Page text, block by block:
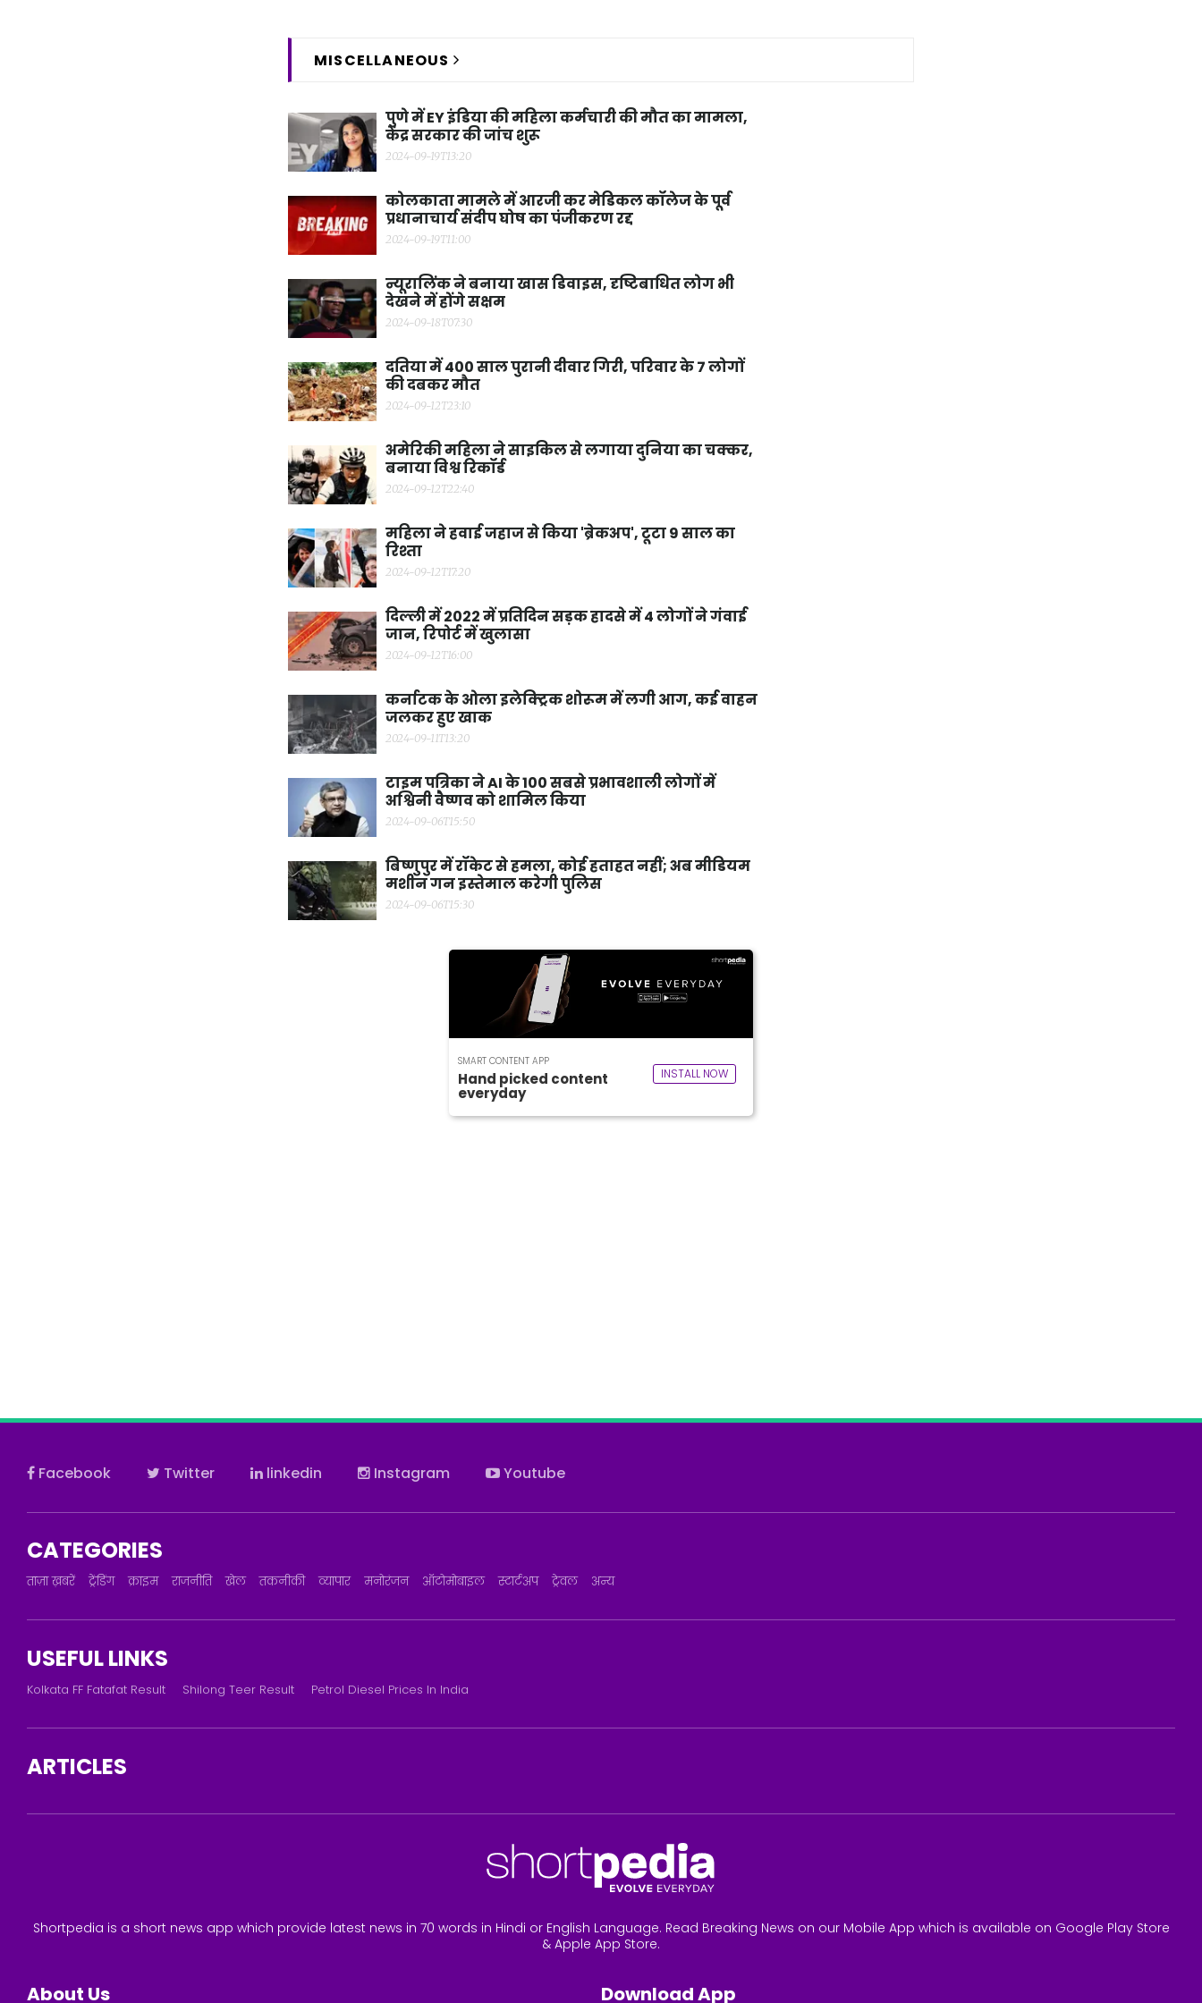
MISCELLANEOUS
पुणे में EY इंडिया की महिला कर्मचारी की मौत का मामला,
केंद्र सरकार की जांच शुरू
2024-09-19T13:20
कोलकाता मामले में आरजी कर मेडिकल कॉलेज के पूर्व
प्रधानाचार्य संदीप घोष का पंजीकरण रद्द
2024-09-19T11:00
न्यूरालिंक ने बनाया खास डिवाइस, दृष्टिबाधित लोग भी
देखने में होंगे सक्षम
2024-09-18T07:30
दतिया में 400 साल पुरानी दीवार गिरी, परिवार के 7 लोगों
की दबकर मौत
2024-09-12T23:10
अमेरिकी महिला ने साइकिल से लगाया दुनिया का चक्कर,
बनाया विश्व रिकॉर्ड
2024-09-12T22:40
महिला ने हवाई जहाज से किया 'ब्रेकअप', टूटा 9 साल का
रिश्ता
2024-09-12T17:20
दिल्ली में 2022 में प्रतिदिन सड़क हादसे में 4 लोगों ने गंवाई
जान, रिपोर्ट में खुलासा
2024-09-12T16:00
कर्नाटक के ओला इलेक्ट्रिक शोरूम में लगी आग, कई वाहन
जलकर हुए खाक
2024-09-11T13:20
टाइम पत्रिका ने AI के 100 सबसे प्रभावशाली लोगों में
अश्विनी वैष्णव को शामिल किया
2024-09-06T15:50
बिष्णुपुर में रॉकेट से हमला, कोई हताहत नहीं; अब मीडियम
मशीन गन इस्तेमाल करेगी पुलिस
2024-09-06T15:30
SMART CONTENT APP
Hand picked content
everyday
INSTALL NOW
Facebook Twitter linkedin Instagram Youtube
CATEGORIES
ताज़ा ख़बरें ट्रेंडिंग क्राइम राजनीति खेल तकनीकी व्यापार मनोरंजन ऑटोमोबाइल स्टार्टअप ट्रेवल अन्य
USEFUL LINKS
Kolkata FF Fatafat Result Shilong Teer Result Petrol Diesel Prices In India
ARTICLES
Shortpedia is a short news app which provide latest news in 70 words in Hindi or English Language. Read Breaking News on our Mobile App which is available on Google Play Store
& Apple App Store.
About Us Download App